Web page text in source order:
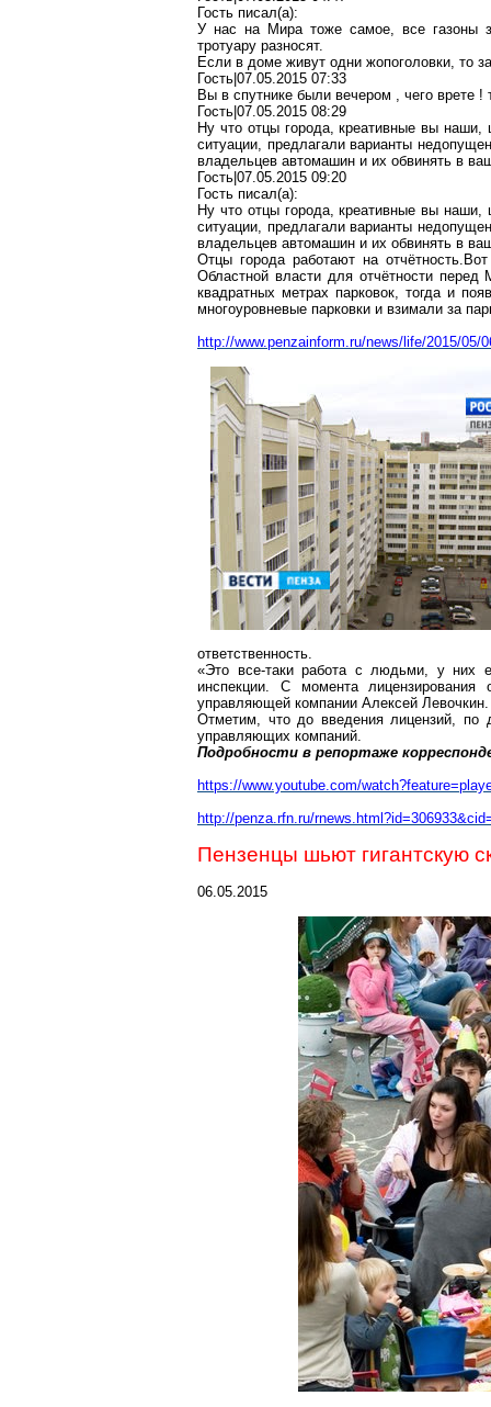
Гость писал(a):
У нас на Мира тоже самое, все газоны
тротуару разносят.
Если в доме живут одни жопоголовки, то
Гость|07.05.2015 07:33
Вы в спутнике были вечером , чего врете
Гость|07.05.2015 08:29
Ну что отцы города, креативные вы
ситуации, предлагали варианты
владельцев автомашин и их обвинять в
Гость|07.05.2015 09:20
Гость писал(a):
Ну что отцы города, креативные вы
ситуации, предлагали варианты
владельцев автомашин и их обвинять в
Отцы города работают на
Областной власти для отчётности
квадратных метрах парковок, тогда и
многоуровневые парковки и взимали за
http://www.penzainform.ru/news/life/2015/
ответственность.
«Это все-таки работа с людьми, у них
инспекции. С момента лицензирования
управляющей компании Алексей Левочкин.
Отметим, что до введения лицензий, по
управляющих компаний.
Подробности в репортаже
https://www.youtube.com/
http://penza.rfn.ru/
Пензенцы шьют гигантскую
06.05.2015